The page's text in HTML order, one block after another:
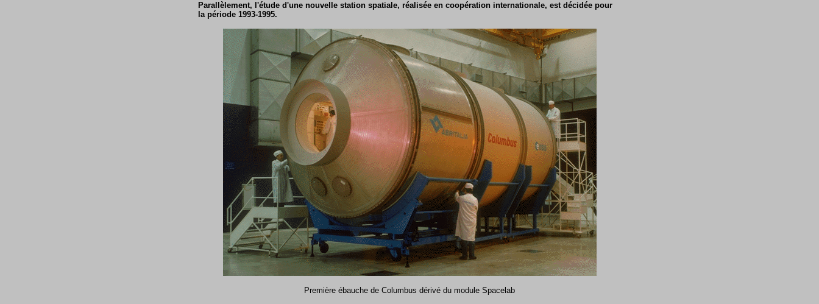
Parallèlement, l'étude d'une nouvelle station spatiale, réalisée en coopération internationale, est décidée pour
la période 1993-1995.
Première ébauche de Columbus dérivé du module Spacelab